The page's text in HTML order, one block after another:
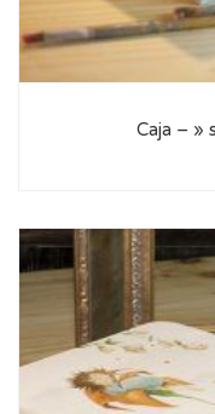
Caja – »